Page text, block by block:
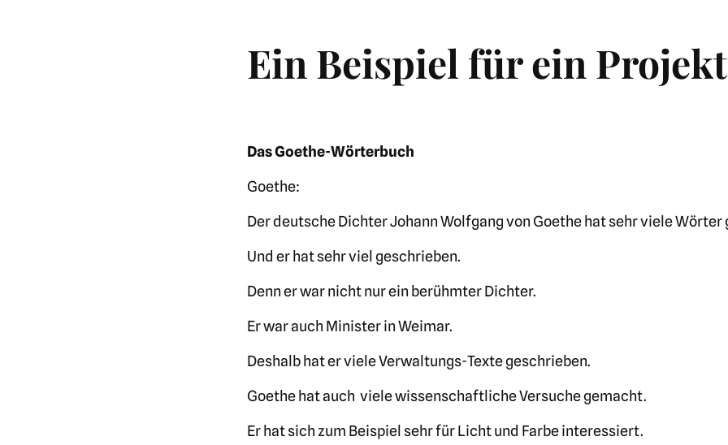
Ein Beispiel für ein
Das Goethe-Wörterbuch
Goethe:
Der deutsche Dichter Johann Wolfgang von Goethe hat sehr viele Wörter
Und er hat sehr viel geschrieben.
Denn er war nicht nur ein berühmter Dichter.
Er war auch Minister in Weimar.
Deshalb hat er viele Verwaltungs-Texte geschrieben.
Goethe hat auch viele wissenschaftliche Versuche gemacht.
Er hat sich zum Beispiel sehr für Licht und Farbe interessiert.